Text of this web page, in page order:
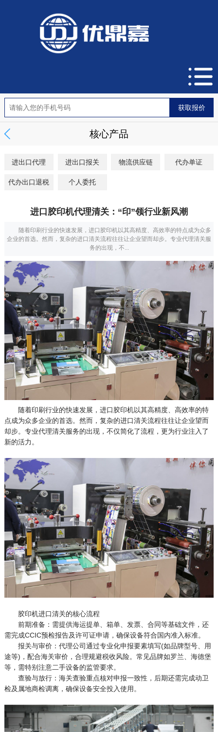
核心产品
进出口代理 进出口报关 物流供应链 代办单证
代办出口退税 个人委托
进口胶印机代理清关：“印”领行业新风潮
随着印刷行业的快速发展，进口胶印机以其高精度、高效率的特点成为众多
企业的首选。然而，复杂的进口清关流程往往让企业望而却步。专业代理清关服
务的出现，不...
随着印刷行业的快速发展，进口胶印机以其高精度、高效率的特
点成为众多企业的首选。然而，复杂的进口清关流程往往让企业望而
却步。专业代理清关服务的出现，不仅简化了流程，更为行业注入了
新的活力。
胶印机进口清关的核心流程
前期准备：需提供海运提单、箱单、发票、合同等基础文件，还
需完成CCIC预检报告及许可证申请，确保设备符合国内准入标准。
报关与审价：代理公司通过专业化申报要素填写(如品牌型号、用
途等)，配合海关审价，合理规避税收风险。常见品牌如罗兰、海德堡
等，需特别注意二手设备的监管要求。
查验与放行：海关查验重点核对申报一致性，后期还需完成动卫
检及属地商检调离，确保设备安全投入使用。